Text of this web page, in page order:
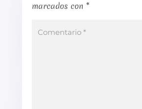
marcados con *